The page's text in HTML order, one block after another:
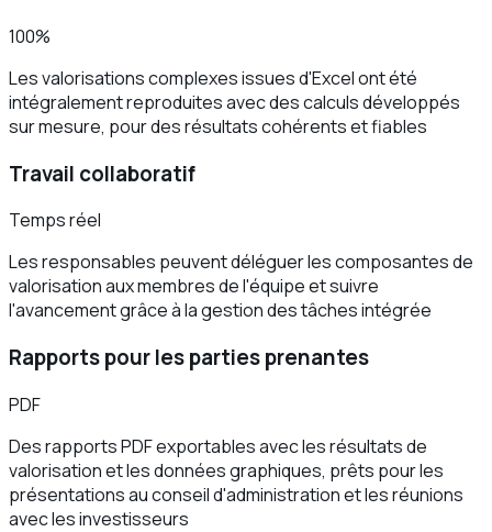
100%
Les valorisations complexes issues d'Excel ont été
intégralement reproduites avec des calculs développés
sur mesure, pour des résultats cohérents et fiables
Travail collaboratif
Temps réel
Les responsables peuvent déléguer les composantes de
valorisation aux membres de l'équipe et suivre
l'avancement grâce à la gestion des tâches intégrée
Rapports pour les parties prenantes
PDF
Des rapports PDF exportables avec les résultats de
valorisation et les données graphiques, prêts pour les
présentations au conseil d'administration et les réunions
avec les investisseurs